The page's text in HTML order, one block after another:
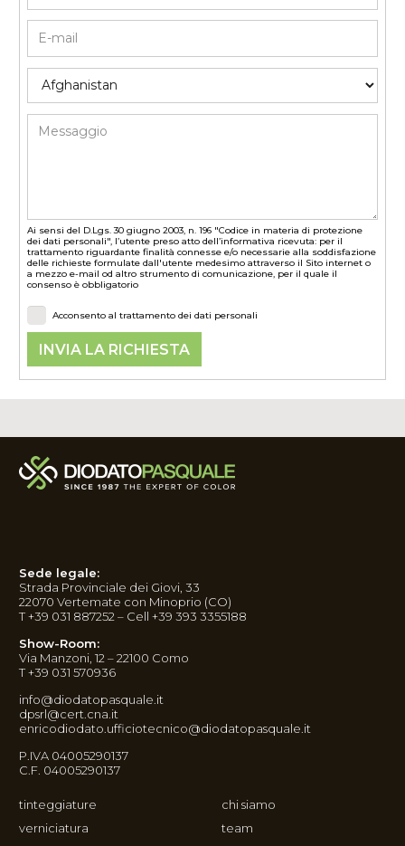
Ai sensi del D.Lgs. 30 giugno 2003, n. 196 "Codice in materia di protezione
dei dati personali", l’utente preso atto dell’informativa ricevuta: per il
trattamento riguardante finalità connesse e/o necessarie alla soddisfazione
delle richieste formulate dall'utente medesimo attraverso il Sito internet o
a mezzo e-mail od altro strumento di comunicazione, per il quale il
consenso è obbligatorio
Acconsento al trattamento dei dati personali
Sede legale:
Strada Provinciale dei Giovi, 33
22070 Vertemate con Minoprio (CO)
T +39 031 887252 – Cell +39 393 3355188
Show-Room:
Via Manzoni, 12 – 22100 Como
T +39 031 570936
info@diodatopasquale.it
dpsrl@cert.cna.it
enricodiodato.ufficiotecnico@diodatopasquale.it
P.IVA 04005290137
C.F. 04005290137
tinteggiature
verniciatura
chi siamo
team